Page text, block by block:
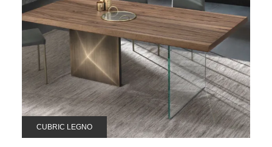
CUBRIC LEGNO